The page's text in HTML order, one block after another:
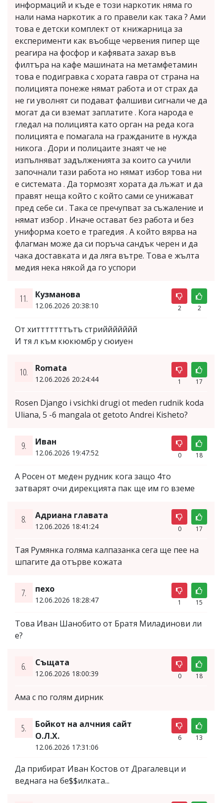
информаций и къде е този наркотик няма го
нали нама наркотик а го правели как така ? Ами
това е детски комплект от книжарница за
експерименти как въобще червения пипер ще
реагира на фосфор и кафявата захар във
филтъра на кафе машината на метамфетамин
това е подигравка с хората гавра от страна на
полицията понеже нямат работа и от страх да
не ги уволнят си подават фалшиви сигнали че да
могат да си вземат заплатите . Кога народа е
гледал на полицията като орган на реда кога
полицията е помагала на гражданите в нужда
никога . Дори и полицаите знаят че не
изпълняват задълженията за които са учили
започнали тази работа но нямат избор това ни
е системата . Да тормозят хората да лъжат и да
правят неща който с който сами се унижават
пред себе си . Така се прeчупват за съжаление и
нямат избор . Иначе остават без работа и без
униформа което е трагедия . А който вярва на
флагман може да си поръча сандък черен и да
чака доставката и да ляга вътре. Това е жълта
медия нека някой да го успори
11. Кузманова
12.06.2026 20:38:10 2 2
От хитттттттътъ стриййййййй
И тя л към кюкюмбр у сюиуен
10. Romata
12.06.2026 20:24:44 1 17
Rosen Django i vsichki drugi ot meden rudnik koda
Uliana, 5 -6 mangala ot getoto Andrei Kisheto?
9. Иван
12.06.2026 19:47:52 0 18
А Росен от меден рудник кога защо 4то
затварят очи дирекцията пак ще им го вземе
8. Адриана главата
12.06.2026 18:41:24 0 17
Тая Румянка голяма калпазанка сега ще пее на
шпагите да отърве кожата
7. пехо
12.06.2026 18:28:47 1 15
Това Иван Шанобито от Братя Миладинови ли
е?
6. Същата
12.06.2026 18:00:39 0 18
Ама с по голям дирник
5.
Бойкот на алчния сайт
О.Л.Х.
12.06.2026 17:31:06
6 13
Да прибират Иван Костов от Драгалевци и
веднага на бе$$илката...